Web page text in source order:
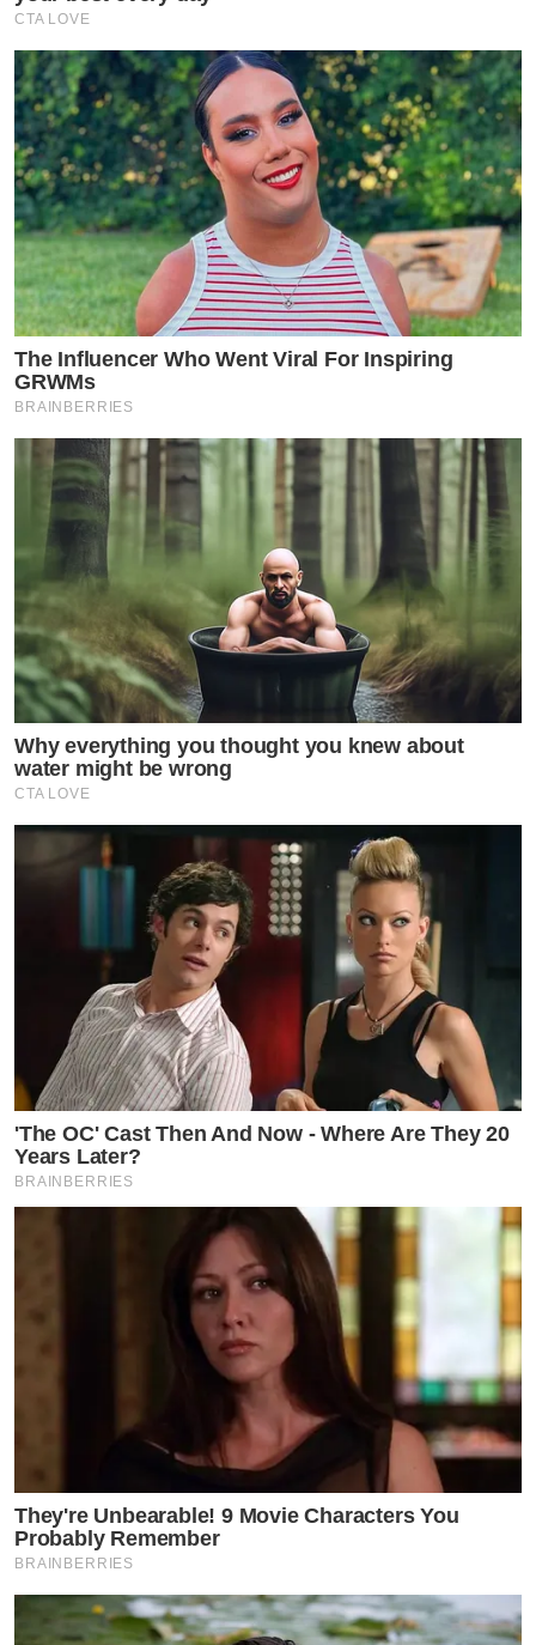
CTA LOVE
The Influencer Who Went Viral For Inspiring
GRWMs
BRAINBERRIES
Why everything you thought you knew about
water might be wrong
CTA LOVE
'The OC' Cast Then And Now - Where Are They 20
Years Later?
BRAINBERRIES
They're Unbearable! 9 Movie Characters You
Probably Remember
BRAINBERRIES